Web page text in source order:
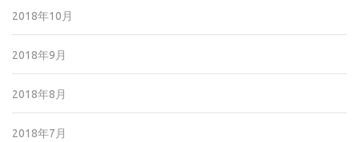
2018年10月
2018年9月
2018年8月
2018年7月